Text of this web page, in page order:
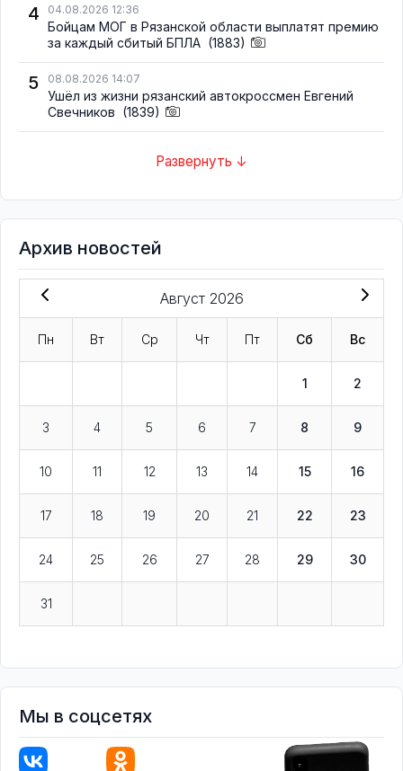
4 04.08.2026 12:36
Бойцам МОГ в Рязанской области выплатят премию
за каждый сбитый БПЛА (1883)
5 08.08.2026 14:07
Ушёл из жизни рязанский автокроссмен Евгений
Свечников (1839)
Развернуть ↓
Архив новостей
Август 2026
Пн Вт Ср Чт Пт Сб Вс
1 2
3 4 5 6 7 8 9
10 11 12 13 14 15 16
17 18 19 20 21 22 23
24 25 26 27 28 29 30
31
Мы в соцсетях